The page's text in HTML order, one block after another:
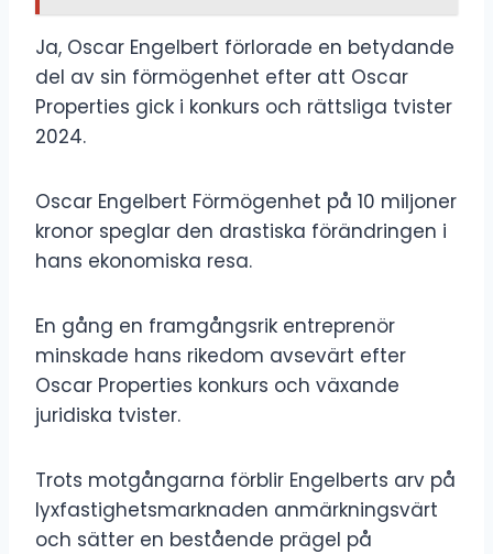
Ja, Oscar Engelbert förlorade en betydande
del av sin förmögenhet efter att Oscar
Properties gick i konkurs och rättsliga tvister
2024.
Oscar Engelbert Förmögenhet på 10 miljoner
kronor speglar den drastiska förändringen i
hans ekonomiska resa.
En gång en framgångsrik entreprenör
minskade hans rikedom avsevärt efter
Oscar Properties konkurs och växande
juridiska tvister.
Trots motgångarna förblir Engelberts arv på
lyxfastighetsmarknaden anmärkningsvärt
och sätter en bestående prägel på